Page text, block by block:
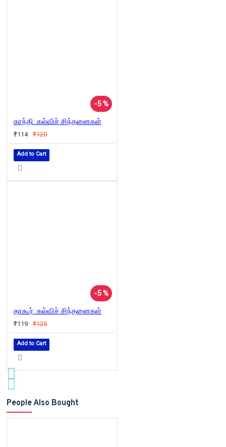
-5 %
காந்தி: கல்விச் சிந்தனைகள்
₹114 ₹120
Add to Cart
-5 %
தாகூர்: கல்விச் சிந்தனைகள்
₹119 ₹125
Add to Cart
People Also Bought